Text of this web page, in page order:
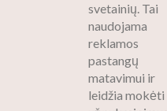
svetainių. Tai
naudojama
reklamos
pastangų
matavimui ir
leidžia mokėti